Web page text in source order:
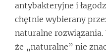
antybakteryjne i
chętnie wybierany
naturalne
że „naturalne” nie